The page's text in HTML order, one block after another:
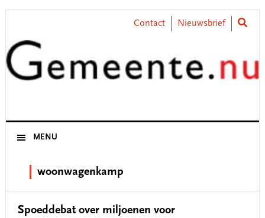
Skip
primary
navigation
Skip
content
Skip
primary
sidebar
Skip
footer
Contact Nieuwsbrief
MENU
woonwagenkamp
Spoeddebat over miljoenen voor